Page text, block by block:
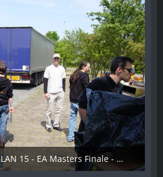
2007-05-04 - Boerde LAN 15 - EA Masters Finale - 029